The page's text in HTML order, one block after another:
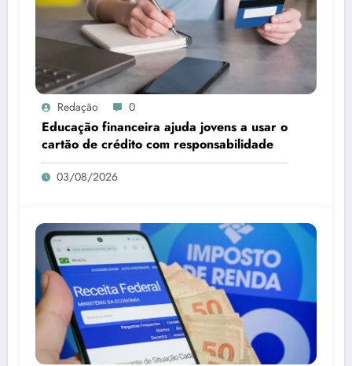
Redação 0
Educação financeira ajuda jovens a usar o
cartão de crédito com responsabilidade
03/08/2026